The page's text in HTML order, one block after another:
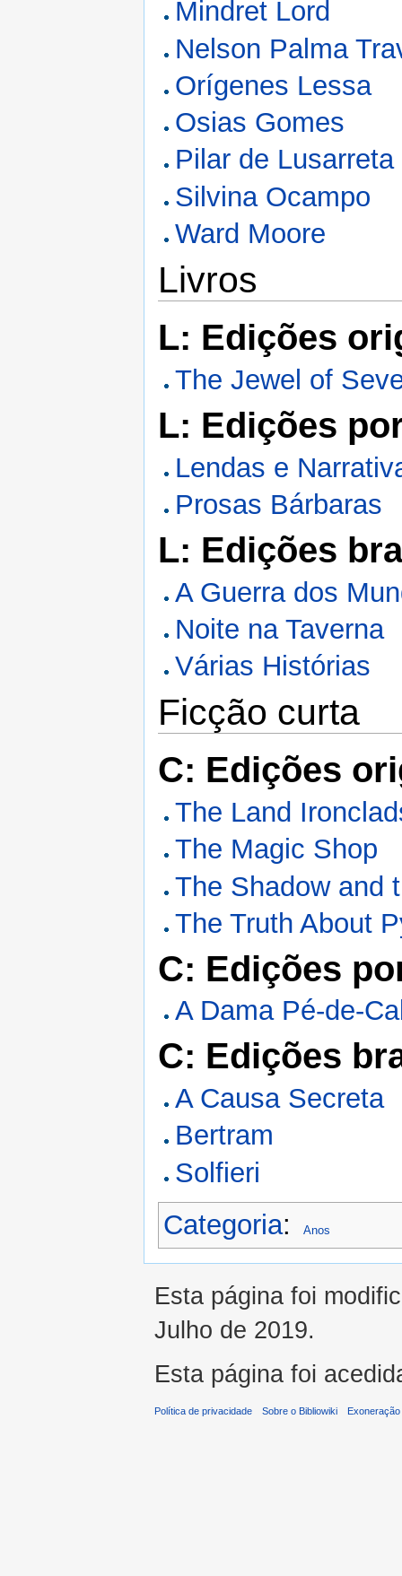
Mindret Lord
Nelson Palma
Orígenes Lessa
Osias Gomes
Pilar de Lusarreta
Silvina Ocampo
Ward Moore
Livros
L: Edições
The Jewel of
L: Edições
Lendas e
Prosas Bárbaras
L: Edições
A Guerra dos
Noite na Taverna
Várias Histórias
Ficção curta
C: Edições
The Land
The Magic Shop
The Shadow and
The Truth About
C: Edições
A Dama Pé-de-
C: Edições
A Causa Secreta
Bertram
Solfieri
Categoria: Anos
Esta página foi
Julho de 2019.
Esta página foi
Política de privacidade Sobre o Bibliowiki